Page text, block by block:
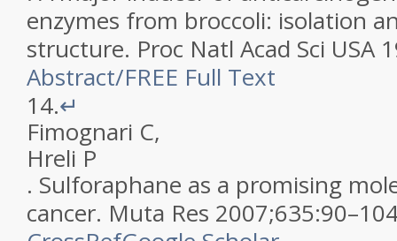
enzymes from broccoli: isolation
structure. Proc Natl Acad Sci USA
Abstract/FREE Full Text
14.↵
Fimognari C,
Hreli P
. Sulforaphane as a promising
cancer. Muta Res 2007;635:90–